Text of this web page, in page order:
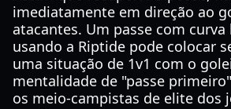
imediatamente em direção ao
atacantes. Um passe com
usando a Riptide pode colocar
uma situação de 1v1 com o
mentalidade de "passe
os meio-campistas de elite dos